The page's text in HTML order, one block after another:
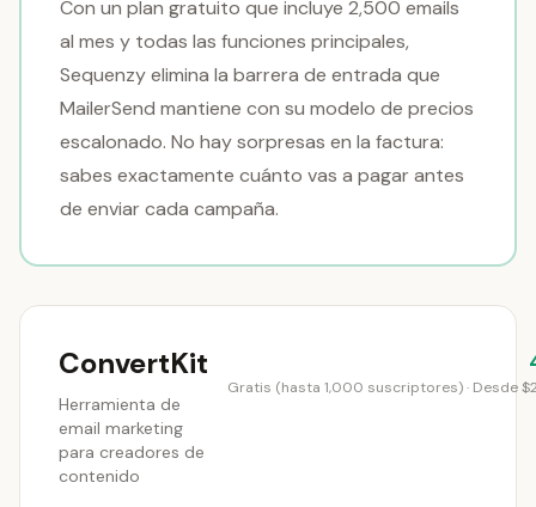
Con un plan gratuito que incluye 2,500 emails
al mes y todas las funciones principales,
Sequenzy elimina la barrera de entrada que
MailerSend mantiene con su modelo de precios
escalonado. No hay sorpresas en la factura:
sabes exactamente cuánto vas a pagar antes
de enviar cada campaña.
ConvertKit
Herramienta de
email marketing
para creadores de
contenido
Gratis (hasta 1,000 suscriptores) · Desde